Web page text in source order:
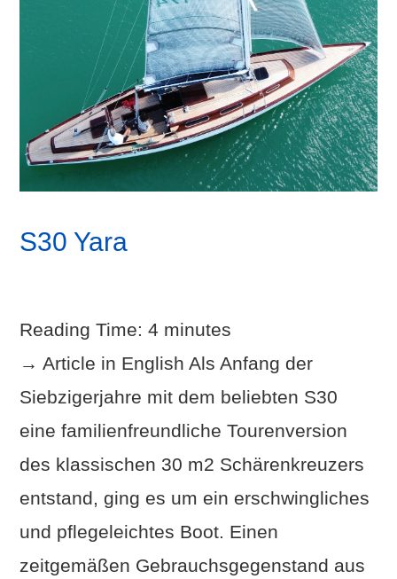
VIEW POST
S30 Yara
Reading Time:4 minutes
→ Article in English Als Anfang der
Siebzigerjahre mit dem beliebten S30
eine familienfreundliche Tourenversion
des klassischen 30 m2 Schärenkreuzers
entstand, ging es um ein erschwingliches
und pflegeleichtes Boot. Einen
zeitgemäßen Gebrauchsgegenstand aus